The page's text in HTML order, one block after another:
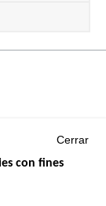
Cerrar
con fines